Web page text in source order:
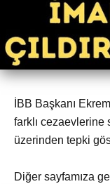
İBB Başkanı
farklı
üzerinden tepki
Diğer sayfamıza